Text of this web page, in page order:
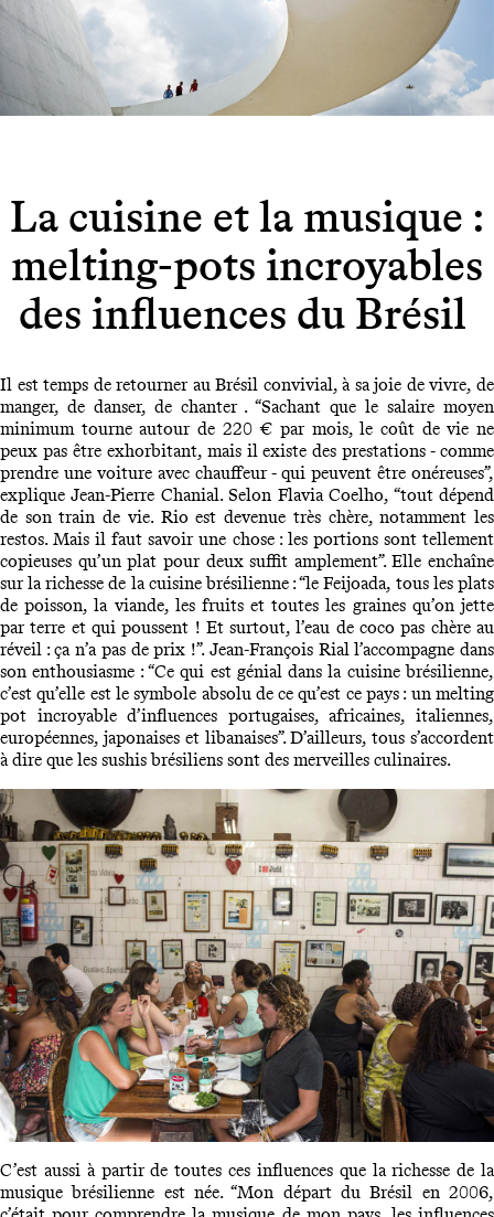
La cuisine et la musique :
melting-pots incroyables
des influences du Brésil
Il est temps de retourner au Brésil convivial, à sa joie de vivre, de
manger, de danser, de chanter . “Sachant que le salaire moyen
minimum tourne autour de 220 € par mois, le coût de vie ne
peux pas être exhorbitant, mais il existe des prestations - comme
prendre une voiture avec chauffeur - qui peuvent être onéreuses”,
explique Jean-Pierre Chanial. Selon Flavia Coelho, “tout dépend
de son train de vie. Rio est devenue très chère, notamment les
restos. Mais il faut savoir une chose : les portions sont tellement
copieuses qu’un plat pour deux suffit amplement”. Elle enchaîne
sur la richesse de la cuisine brésilienne : “le Feijoada, tous les plats
de poisson, la viande, les fruits et toutes les graines qu’on jette
par terre et qui poussent ! Et surtout, l’eau de coco pas chère au
réveil : ça n’a pas de prix !”. Jean-François Rial l’accompagne dans
son enthousiasme : “Ce qui est génial dans la cuisine brésilienne,
c’est qu’elle est le symbole absolu de ce qu’est ce pays : un melting
pot incroyable d’influences portugaises, africaines, italiennes,
européennes, japonaises et libanaises”. D’ailleurs, tous s’accordent
à dire que les sushis brésiliens sont des merveilles culinaires.
C’est aussi à partir de toutes ces influences que la richesse de la
musique brésilienne est née. “Mon départ du Brésil en 2006,